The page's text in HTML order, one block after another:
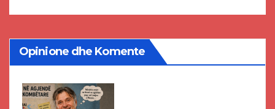
Opinione dhe Komente